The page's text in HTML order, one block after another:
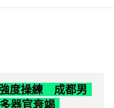
度操練 成都男
器官衰竭